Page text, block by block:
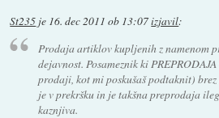
St235 je 16. dec 2011 ob 13:07izjavil:
Prodaja artiklov kupljenih z namenom
dejavnost. Posameznik ki
prodaji, kot mi poskušaš podtaknit)
je v prekršku in je takšna preprodaja
kaznjiva.